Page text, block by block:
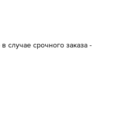
случае срочного заказа -